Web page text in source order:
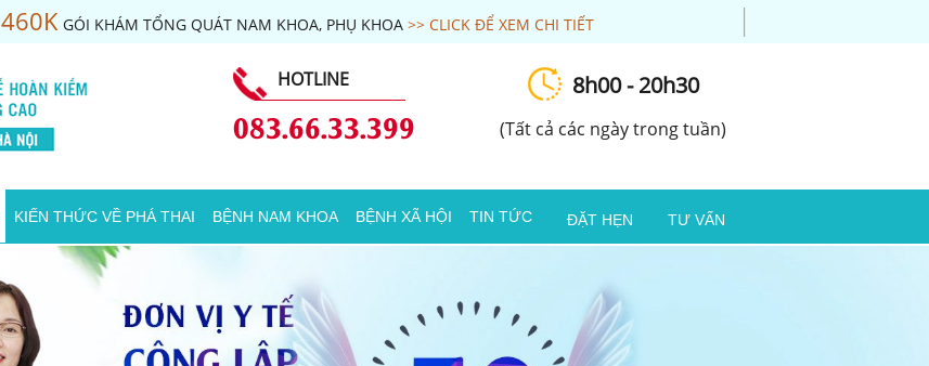
460KGÓI KHÁM TỔNG QUÁT NAM KHOA, PHỤ KHOA >> CLICK ĐỂ XEM CHI TIẾT
HOTLINE
083.66.33.399
8h00 - 20h30
(Tất cả các ngày trong tuần)
KIẾN THỨC VỀ PHÁ THAI BỆNH NAM KHOA BỆNH XÃ HỘI TIN TỨC ĐẶT HẸN TƯ VẤN